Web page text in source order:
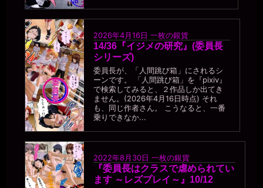
2026年4月16日 一枚の銀貨
14/36『イジメの研究』(委員長
シリーズ)
委員長が、「人間跳び箱」にされるシ
ーンです。 「人間跳び箱」を『pixiv』
で検索してみると、２作品しか出てき
ません。(2026年4月16日時点) それ
も、同じ作者さん。 こうなると、一番
乗りできなか...
2022年8月30日 一枚の銀貨
『委員長はクラスで虐められてい
ます ～レズプレイ～』10/12